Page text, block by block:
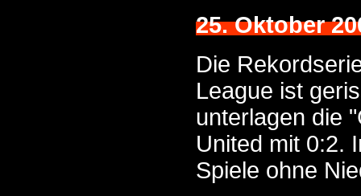
25. Oktober
Die
League ist
unterlagen die
United mit 0:2.
Spiele ohne